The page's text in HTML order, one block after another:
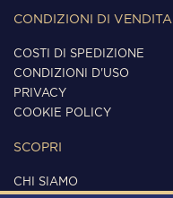
CONDIZIONI DI VENDITA
COSTI DI SPEDIZIONE
CONDIZIONI D'USO
PRIVACY
COOKIE POLICY
SCOPRI
CHI SIAMO